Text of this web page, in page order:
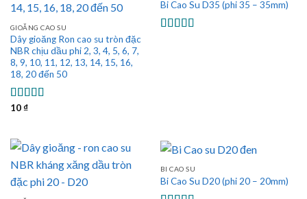
GIOĂNG CAO SU
Dây gioăng Ron cao su tròn đặc
NBR chịu dầu phi 2, 3, 4, 5, 6, 7,
8, 9, 10, 11, 12, 13, 14, 15, 16,
18, 20 đến 50
Được xếp
10₫
Bi Cao Su D35 (phi 35 – 35mm)
BI CAO SU
Bi Cao Su D20 (phi 20 – 20mm)